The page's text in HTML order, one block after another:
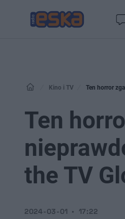
Kino i TV Ten horror
Ten
the TV
2024-03-01 17:22